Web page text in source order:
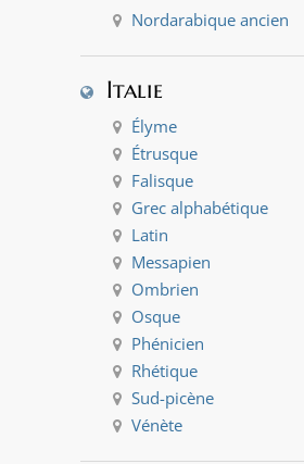
Nordarabique ancien
Italie
Élyme
Étrusque
Falisque
Grec alphabétique
Latin
Messapien
Ombrien
Osque
Phénicien
Rhétique
Sud-picène
Vénète